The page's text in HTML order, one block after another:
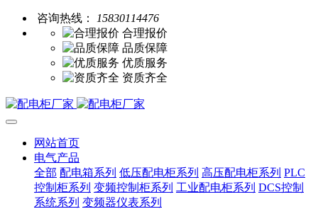
咨询热线：
15830114476
合理报价
品质保障
优质服务
资质齐全
网站首页
电气产品
全部 配电箱系列 低压配电柜系列 高压配电柜系列 PLC
控制柜系列 变频控制柜系列 工业配电柜系列 DCS控制
系统系列 变频器仪表系列